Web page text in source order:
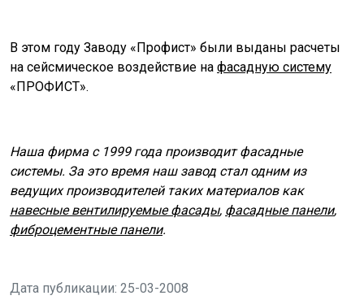
В этом году Заводу «Профист» были выданы расчеты
на сейсмическое воздействие на фасадную систему
«ПРОФИСТ».
Наша фирма с 1999 года производит фасадные
системы. За это время наш завод стал одним из
ведущих производителей таких материалов как
навесные вентилируемые фасады, фасадные панели,
фиброцементные панели.
Дата публикации: 25-03-2008